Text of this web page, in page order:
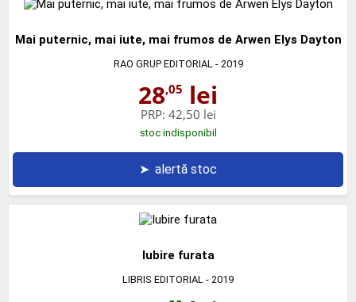
Mai puternic, mai iute, mai frumos de Arwen Elys Dayton
RAO GRUP EDITORIAL - 2019
28,05 lei
PRP: 42,50 lei
stoc indisponibil
➤ alertă stoc
Iubire furata
LIBRIS EDITORIAL - 2019